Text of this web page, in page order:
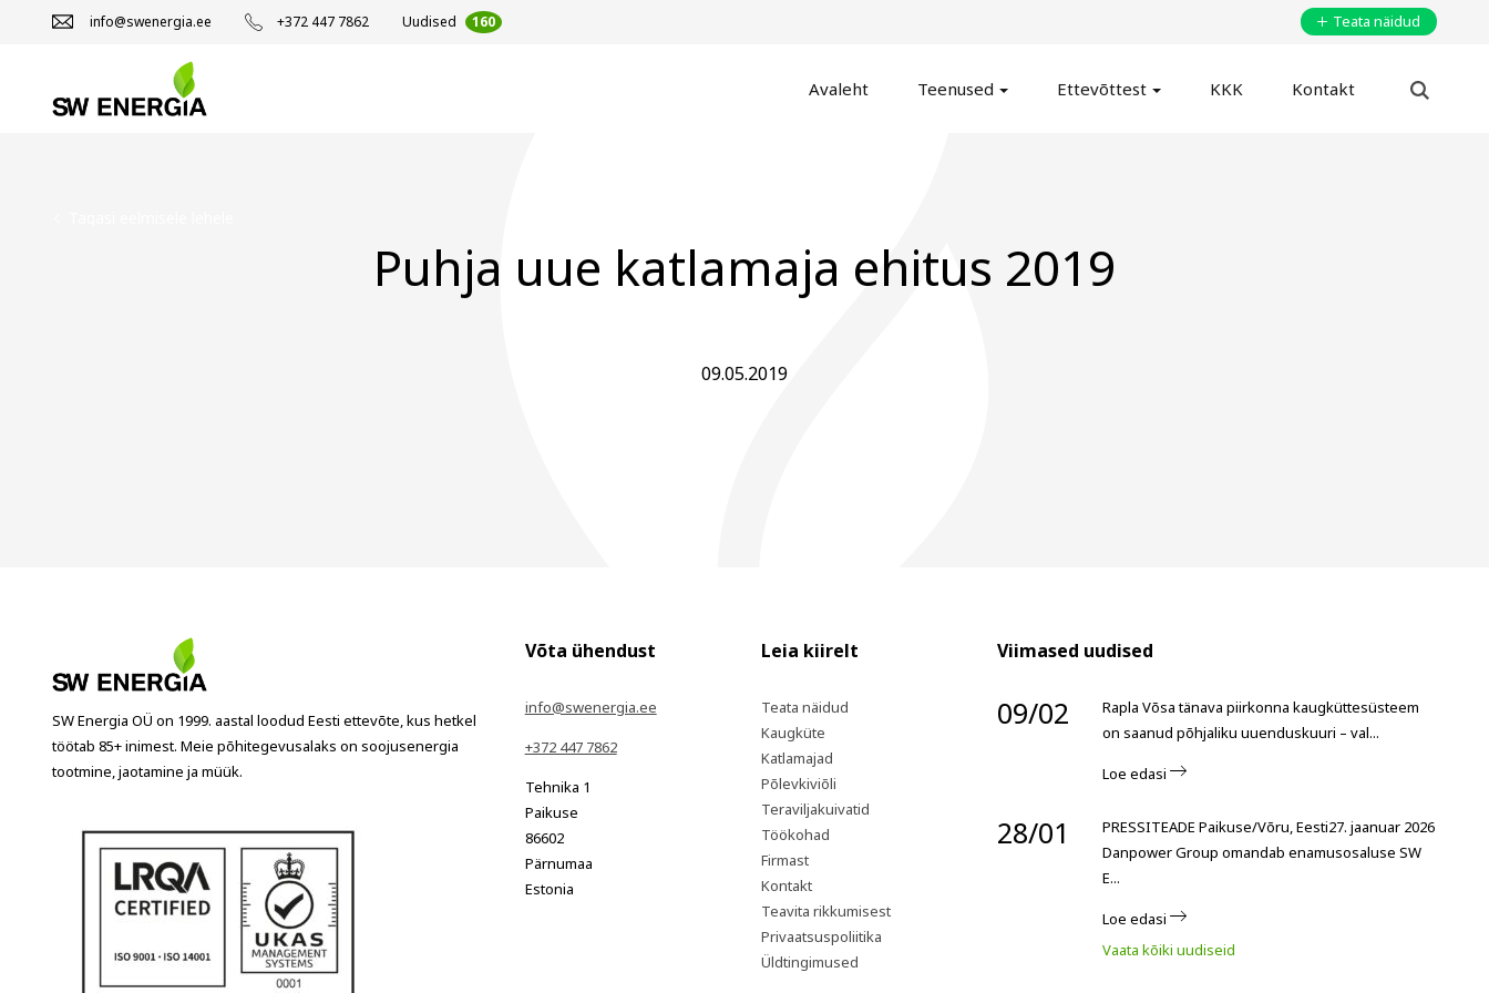
Avaleht Teenused Ettevõttest KKK Kontakt
info@swenergia.ee +372 447 7862 Uudised 160 Teata näidud
Puhja uue katlamaja ehitus 2019
09.05.2019
SW Energia OÜ on 1999. aastal loodud Eesti ettevõte, kus hetkel
töötab 85+ inimest. Meie põhitegevusalaks on soojusenergia
tootmine, jaotamine ja müük.
Võta ühendust
info@swenergia.ee
+372 447 7862
Tehnika 1
Paikuse
86602
Pärnumaa
Estonia
Leia kiirelt
Teata näidud
Kaugküte
Katlamajad
Põlevkiviõli
Teraviljakuivatid
Töökohad
Firmast
Kontakt
Teavita rikkumisest
Privaatsuspoliitika
Üldtingimused
Viimased uudised
09/02
Rapla Võsa tänava piirkonna kaugküttesüsteem
on saanud põhjaliku uuenduskuuri – val...
Loe edasi
28/01
PRESSITEADE Paikuse/Võru, Eesti27. jaanuar 2026
Danpower Group omandab enamusosaluse SW
E...
Loe edasi
Vaata kõiki uudiseid